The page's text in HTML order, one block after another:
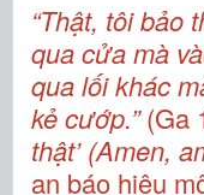
“Thật, tôi bảo
qua cửa mà
qua lối khác
kẻ cướp.”(Ga
thật’ (Amen,
an báo hiệu